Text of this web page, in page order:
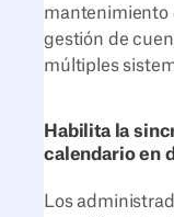
mantenimiento
gestión de
múltiples
Habilita la
calendario en
Los